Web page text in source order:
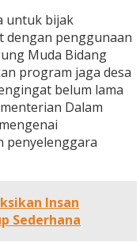
untuk bijak
dengan penggunaan
Muda Bidang
program jaga desa
belum lama
Dalam
penyelenggara
Insan
Sederhana